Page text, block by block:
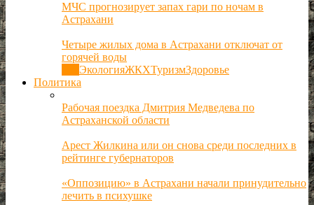
МЧС прогнозирует запах гари по ночам в
Астрахани
Четыре жилых дома в Астрахани отключат от
горячей воды
ЭкологияЖКХТуризмЗдоровье
Политика
Рабочая поездка Дмитрия Медведева по
Астраханской области
Арест Жилкина или он снова среди последних в
рейтинге губернаторов
«Оппозицию» в Астрахани начали принудительно
лечить в психушке